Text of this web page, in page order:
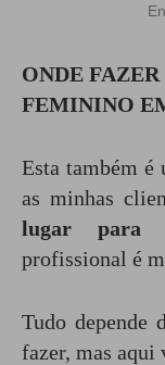
ONDE
FEMININO
Esta também é
as minhas
lugar para
profissional é
Tudo depende
fazer, mas aqui